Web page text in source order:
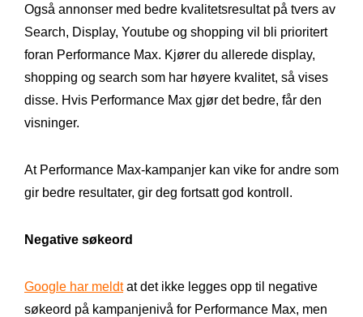
Også annonser med bedre kvalitetsresultat på tvers av
Search, Display, Youtube og shopping vil bli prioritert
foran Performance Max. Kjører du allerede display,
shopping og search som har høyere kvalitet, så vises
disse. Hvis Performance Max gjør det bedre, får den
visninger.
At Performance Max-kampanjer kan vike for andre som
gir bedre resultater, gir deg fortsatt god kontroll.
Negative søkeord
Google har meldtat det ikke legges opp til negative
søkeord på kampanjenivå for Performance Max, men